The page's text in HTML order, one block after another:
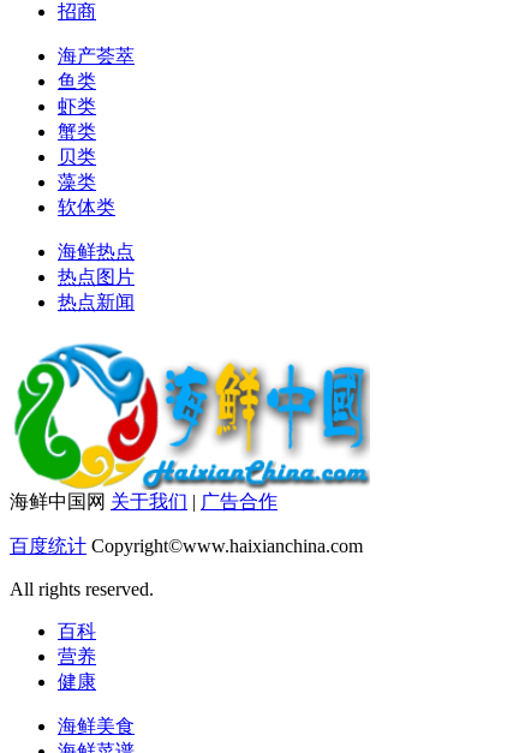
招商
海产荟萃
鱼类
虾类
蟹类
贝类
藻类
软体类
海鲜热点
热点图片
热点新闻
海鲜中国网 关于我们 | 广告合作
百度统计 Copyright©www.haixianchina.com
All rights reserved.
百科
营养
健康
海鲜美食